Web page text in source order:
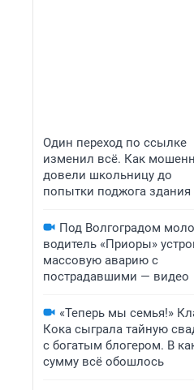
Один переход по ссылке
изменил всё. Как
довели школьницу до
попытки поджога здания
Под Волгоградом
водитель «Приоры»
массовую аварию с
пострадавшими — видео
«Теперь мы семья!»
Кока сыграла тайную
с богатым блогером. В
сумму всё обошлось